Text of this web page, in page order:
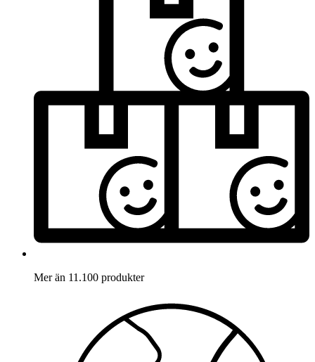
Mer än 11.100 produkter